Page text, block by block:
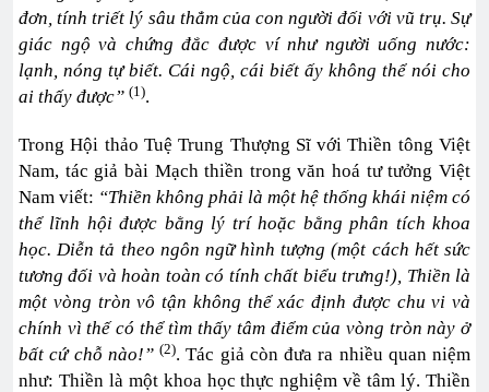
đơn, tính triết lý sâu thẳm của con người đối với vũ trụ. Sự
giác ngộ và chứng đắc được ví như người uống nước:
lạnh, nóng tự biết. Cái ngộ, cái biết ấy không thể nói cho
ai thấy được” (1).
Trong Hội thảo Tuệ Trung Thượng Sĩ với Thiền tông Việt
Nam, tác giả bài Mạch thiền trong văn hoá tư tưởng Việt
Nam viết: “Thiền không phải là một hệ thống khái niệm có
thể lĩnh hội được bằng lý trí hoặc bằng phân tích khoa
học. Diễn tả theo ngôn ngữ hình tượng (một cách hết sức
tương đối và hoàn toàn có tính chất biểu trưng!), Thiền là
một vòng tròn vô tận không thể xác định được chu vi và
chính vì thế có thể tìm thấy tâm điểm của vòng tròn này ở
bất cứ chỗ nào!” (2). Tác giả còn đưa ra nhiều quan niệm
như: Thiền là một khoa học thực nghiệm về tâm lý. Thiền